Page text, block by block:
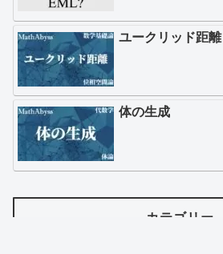
ユークリッド距離
体の生成
カテゴリー